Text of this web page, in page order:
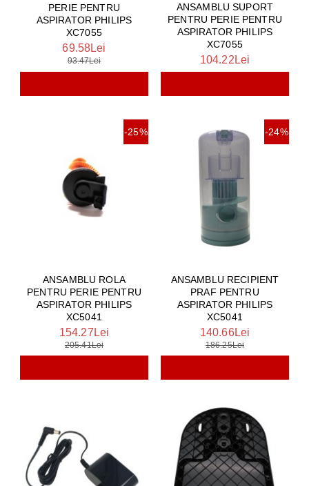
PERIE PENTRU
ASPIRATOR PHILIPS
XC7055
69.58Lei
93.47Lei
ANSAMBLU SUPORT
PENTRU PERIE PENTRU
ASPIRATOR PHILIPS
XC7055
104.22Lei
-25%
ANSAMBLU ROLA
PENTRU PERIE PENTRU
ASPIRATOR PHILIPS
XC5041
154.27Lei
205.41Lei
-24%
ANSAMBLU RECIPIENT
PRAF PENTRU
ASPIRATOR PHILIPS
XC5041
140.66Lei
186.25Lei